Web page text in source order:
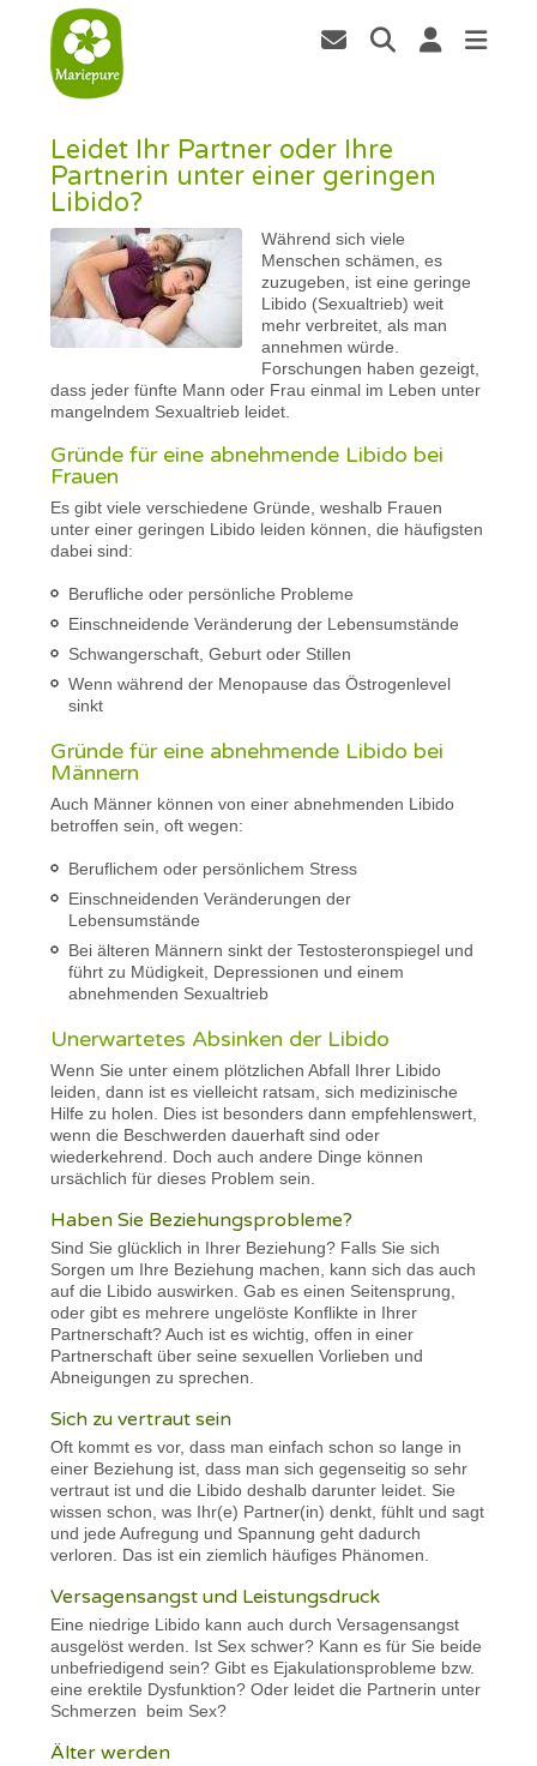
Leidet Ihr Partner oder Ihre
Partnerin unter einer geringen
Libido?
Während sich viele
Menschen schämen, es
zuzugeben, ist eine geringe
Libido (Sexualtrieb) weit
mehr verbreitet, als man
annehmen würde.
Forschungen haben gezeigt,
dass jeder fünfte Mann oder Frau einmal im Leben unter
mangelndem Sexualtrieb leidet.
Gründe für eine abnehmende Libido bei
Frauen
Es gibt viele verschiedene Gründe, weshalb Frauen
unter einer geringen Libido leiden können, die häufigsten
dabei sind:
Berufliche oder persönliche Probleme
Einschneidende Veränderung der Lebensumstände
Schwangerschaft, Geburt oder Stillen
Wenn während der Menopause das Östrogenlevel
sinkt
Gründe für eine abnehmende Libido bei
Männern
Auch Männer können von einer abnehmenden Libido
betroffen sein, oft wegen:
Beruflichem oder persönlichem Stress
Einschneidenden Veränderungen der
Lebensumstände
Bei älteren Männern sinkt der Testosteronspiegel und
führt zu Müdigkeit, Depressionen und einem
abnehmenden Sexualtrieb
Unerwartetes Absinken der Libido
Wenn Sie unter einem plötzlichen Abfall Ihrer Libido
leiden, dann ist es vielleicht ratsam, sich medizinische
Hilfe zu holen. Dies ist besonders dann empfehlenswert,
wenn die Beschwerden dauerhaft sind oder
wiederkehrend. Doch auch andere Dinge können
ursächlich für dieses Problem sein.
Haben Sie Beziehungsprobleme?
Sind Sie glücklich in Ihrer Beziehung? Falls Sie sich
Sorgen um Ihre Beziehung machen, kann sich das auch
auf die Libido auswirken. Gab es einen Seitensprung,
oder gibt es mehrere ungelöste Konflikte in Ihrer
Partnerschaft? Auch ist es wichtig, offen in einer
Partnerschaft über seine sexuellen Vorlieben und
Abneigungen zu sprechen.
Sich zu vertraut sein
Oft kommt es vor, dass man einfach schon so lange in
einer Beziehung ist, dass man sich gegenseitig so sehr
vertraut ist und die Libido deshalb darunter leidet. Sie
wissen schon, was Ihr(e) Partner(in) denkt, fühlt und sagt
und jede Aufregung und Spannung geht dadurch
verloren. Das ist ein ziemlich häufiges Phänomen.
Versagensangst und Leistungsdruck
Eine niedrige Libido kann auch durch Versagensangst
ausgelöst werden. Ist Sex schwer? Kann es für Sie beide
unbefriedigend sein? Gibt es Ejakulationsprobleme bzw.
eine erektile Dysfunktion? Oder leidet die Partnerin unter
Schmerzen beim Sex?
Älter werden